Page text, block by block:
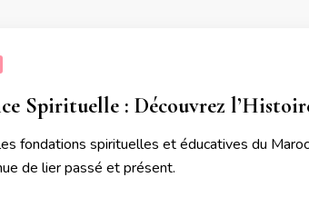
Spirituelle : Découvrez
fondations spirituelles et éducatives du
de lier passé et présent.